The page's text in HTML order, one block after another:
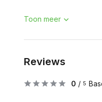
Toon meer
Reviews
0 / 5